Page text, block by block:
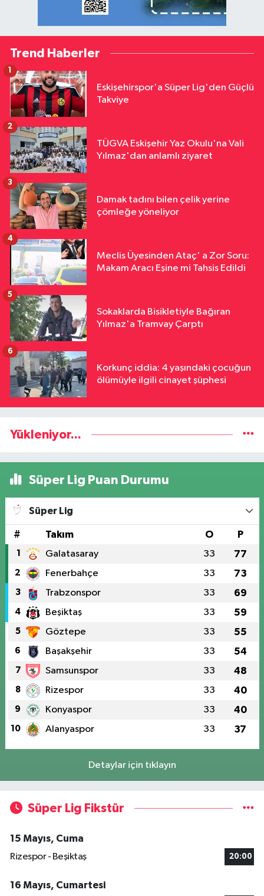
Trend Haberler
Eskişehirspor'a Süper Lig'den Güçlü
Takviye
1
TÜGVA Eskişehir Yaz Okulu'na Vali
Yılmaz'dan anlamlı ziyaret
2
Damak tadını bilen çelik yerine
çömleğe yöneliyor
3
Meclis Üyesinden Ataç' a Zor Soru:
Makam Aracı Eşine mi Tahsis Edildi
4
Sokaklarda Bisikletiyle Bağıran
Yılmaz'a Tramvay Çarptı
5
Korkunç iddia: 4 yaşındaki çocuğun
ölümüyle ilgili cinayet şüphesi
6
Yükleniyor...
Süper Lig Puan Durumu
Süper Lig
# Takım O P
1 Galatasaray 33 77
2 Fenerbahçe 33 73
3 Trabzonspor 33 69
4 Beşiktaş 33 59
5 Göztepe 33 55
6 Başakşehir 33 54
7 Samsunspor 33 48
8 Rizespor 33 40
9 Konyaspor 33 40
10 Alanyaspor 33 37
Detaylar için tıklayın
Süper Lig Fikstür
15 Mayıs, Cuma
Rizespor - Beşiktaş
20:00
16 Mayıs, Cumartesi